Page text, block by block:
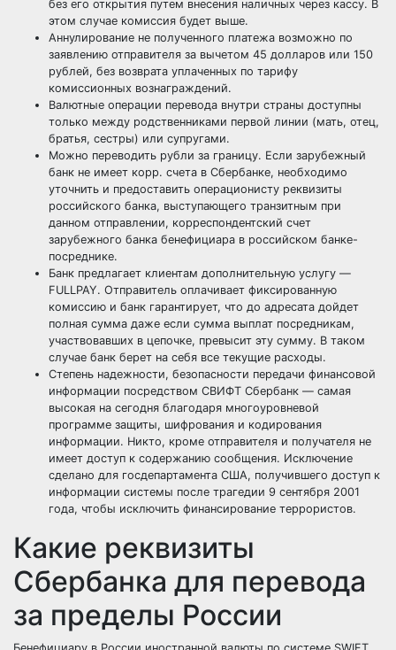
без его открытия путем внесения наличных через кассу. В
этом случае комиссия будет выше.
Аннулирование не полученного платежа возможно по
заявлению отправителя за вычетом 45 долларов или 150
рублей, без возврата уплаченных по тарифу
комиссионных вознаграждений.
Валютные операции перевода внутри страны доступны
только между родственниками первой линии (мать, отец,
братья, сестры) или супругами.
Можно переводить рубли за границу. Если зарубежный
банк не имеет корр. счета в Сбербанке, необходимо
уточнить и предоставить операционисту реквизиты
российского банка, выступающего транзитным при
данном отправлении, корреспондентский счет
зарубежного банка бенефициара в российском банке-
посреднике.
Банк предлагает клиентам дополнительную услугу —
FULLPAY. Отправитель оплачивает фиксированную
комиссию и банк гарантирует, что до адресата дойдет
полная сумма даже если сумма выплат посредникам,
участвовавших в цепочке, превысит эту сумму. В таком
случае банк берет на себя все текущие расходы.
Степень надежности, безопасности передачи финансовой
информации посредством СВИФТ Сбербанк — самая
высокая на сегодня благодаря многоуровневой
программе защиты, шифрования и кодирования
информации. Никто, кроме отправителя и получателя не
имеет доступ к содержанию сообщения. Исключение
сделано для госдепартамента США, получившего доступ к
информации системы после трагедии 9 сентября 2001
года, чтобы исключить финансирование террористов.
Какие реквизиты
Сбербанка для перевода
за пределы России